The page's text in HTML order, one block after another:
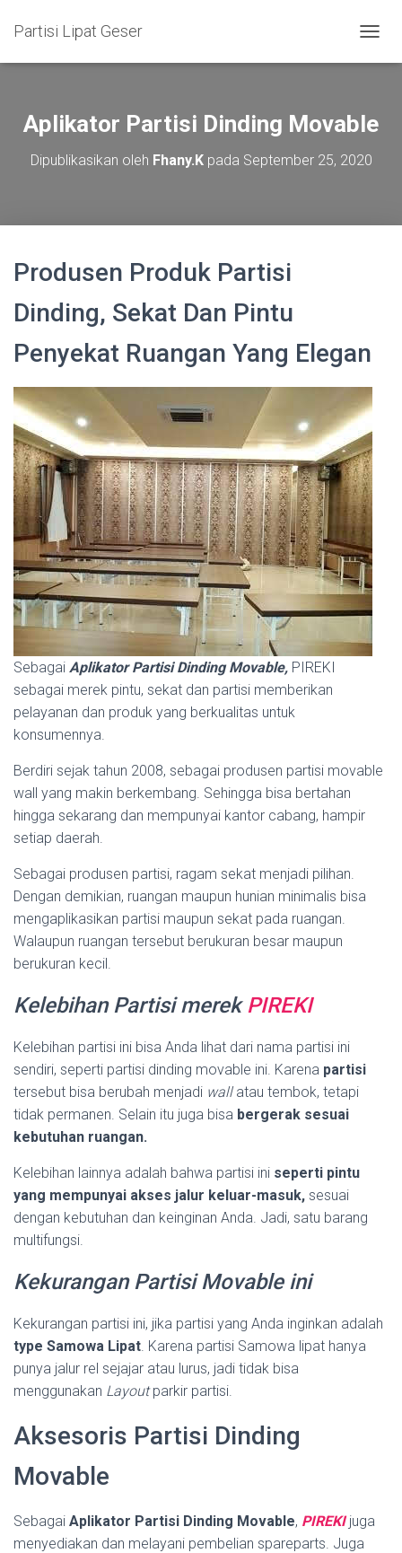
Partisi Lipat Geser
O
E
A
Aplikator Partisi Dinding Movable
Dipublikasikan oleh Fhany.Kpada September 25, 2020
Produsen Produk Partisi
Dinding, Sekat Dan Pintu
Penyekat Ruangan Yang Elegan
Sebagai Aplikator Partisi Dinding Movable, PIREKI
sebagai merek pintu, sekat dan partisi memberikan
pelayanan dan produk yang berkualitas untuk
konsumennya.
Berdiri sejak tahun 2008, sebagai produsen partisi movable
wall yang makin berkembang. Sehingga bisa bertahan
hingga sekarang dan mempunyai kantor cabang, hampir
setiap daerah.
Sebagai produsen partisi, ragam sekat menjadi pilihan.
Dengan demikian, ruangan maupun hunian minimalis bisa
mengaplikasikan partisi maupun sekat pada ruangan.
Walaupun ruangan tersebut berukuran besar maupun
berukuran kecil.
Kelebihan Partisi merek PIREKI
Kelebihan partisi ini bisa Anda lihat dari nama partisi ini
sendiri, seperti partisi dinding movable ini. Karena partisi
tersebut bisa berubah menjadi wallatau tembok, tetapi
tidak permanen. Selain itu juga bisa bergerak sesuai
kebutuhan ruangan.
Kelebihan lainnya adalah bahwa partisi ini seperti pintu
yang mempunyai akses jalur keluar-masuk, sesuai
dengan kebutuhan dan keinginan Anda. Jadi, satu barang
multifungsi.
Kekurangan Partisi Movable ini
Kekurangan partisi ini, jika partisi yang Anda inginkan adalah
type Samowa Lipat. Karena partisi Samowa lipat hanya
punya jalur rel sejajar atau lurus, jadi tidak bisa
menggunakan Layoutparkir partisi.
Aksesoris Partisi Dinding
Movable
Sebagai Aplikator Partisi Dinding Movable, PIREKIjuga
menyediakan dan melayani pembelian spareparts. Juga